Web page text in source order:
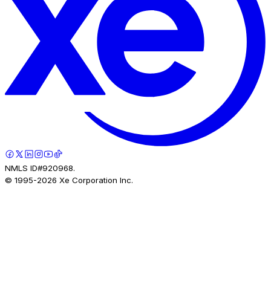
NMLS ID#920968.
© 1995-2026 Xe Corporation Inc.